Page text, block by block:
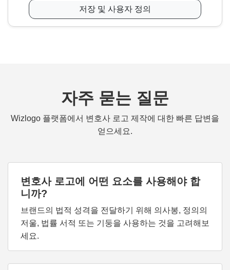
저장 및 사용자 정의
자주 묻는 질문
Wizlogo 플랫폼에서 변호사 로고 제작에 대한 빠른 답변을
얻으세요.
변호사 로고에 어떤 요소를 사용해야 합
니까?
브랜드의 법적 성격을 전달하기 위해 의사봉, 정의의
저울, 법률 서적 또는 기둥을 사용하는 것을 고려해보
세요.